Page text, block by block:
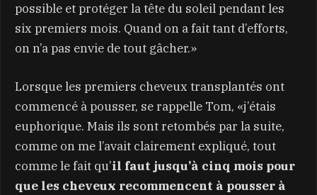
possible et protéger la tête du soleil pendant les
six premiers mois. Quand on a fait tant d’efforts,
on n’a pas envie de tout gâcher.»
Lorsque les premiers cheveux transplantés ont
commencé à pousser, se rappelle Tom, «j’étais
euphorique. Mais ils sont retombés par la suite,
comme on me l’avait clairement expliqué, tout
comme le fait qu’il faut jusqu’à cinq mois pour
que les cheveux recommencent à pousser à